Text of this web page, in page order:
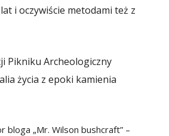
i oczywiście metodami też z
Pikniku Archeologiczny
życia z epoki kamienia
bloga „Mr. Wilson bushcraft” –